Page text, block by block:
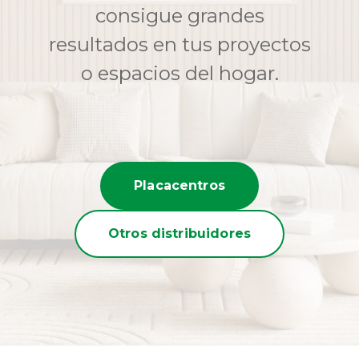
consigue grandes
resultados en tus proyectos
o espacios del hogar.
Placacentros
Otros distribuidores